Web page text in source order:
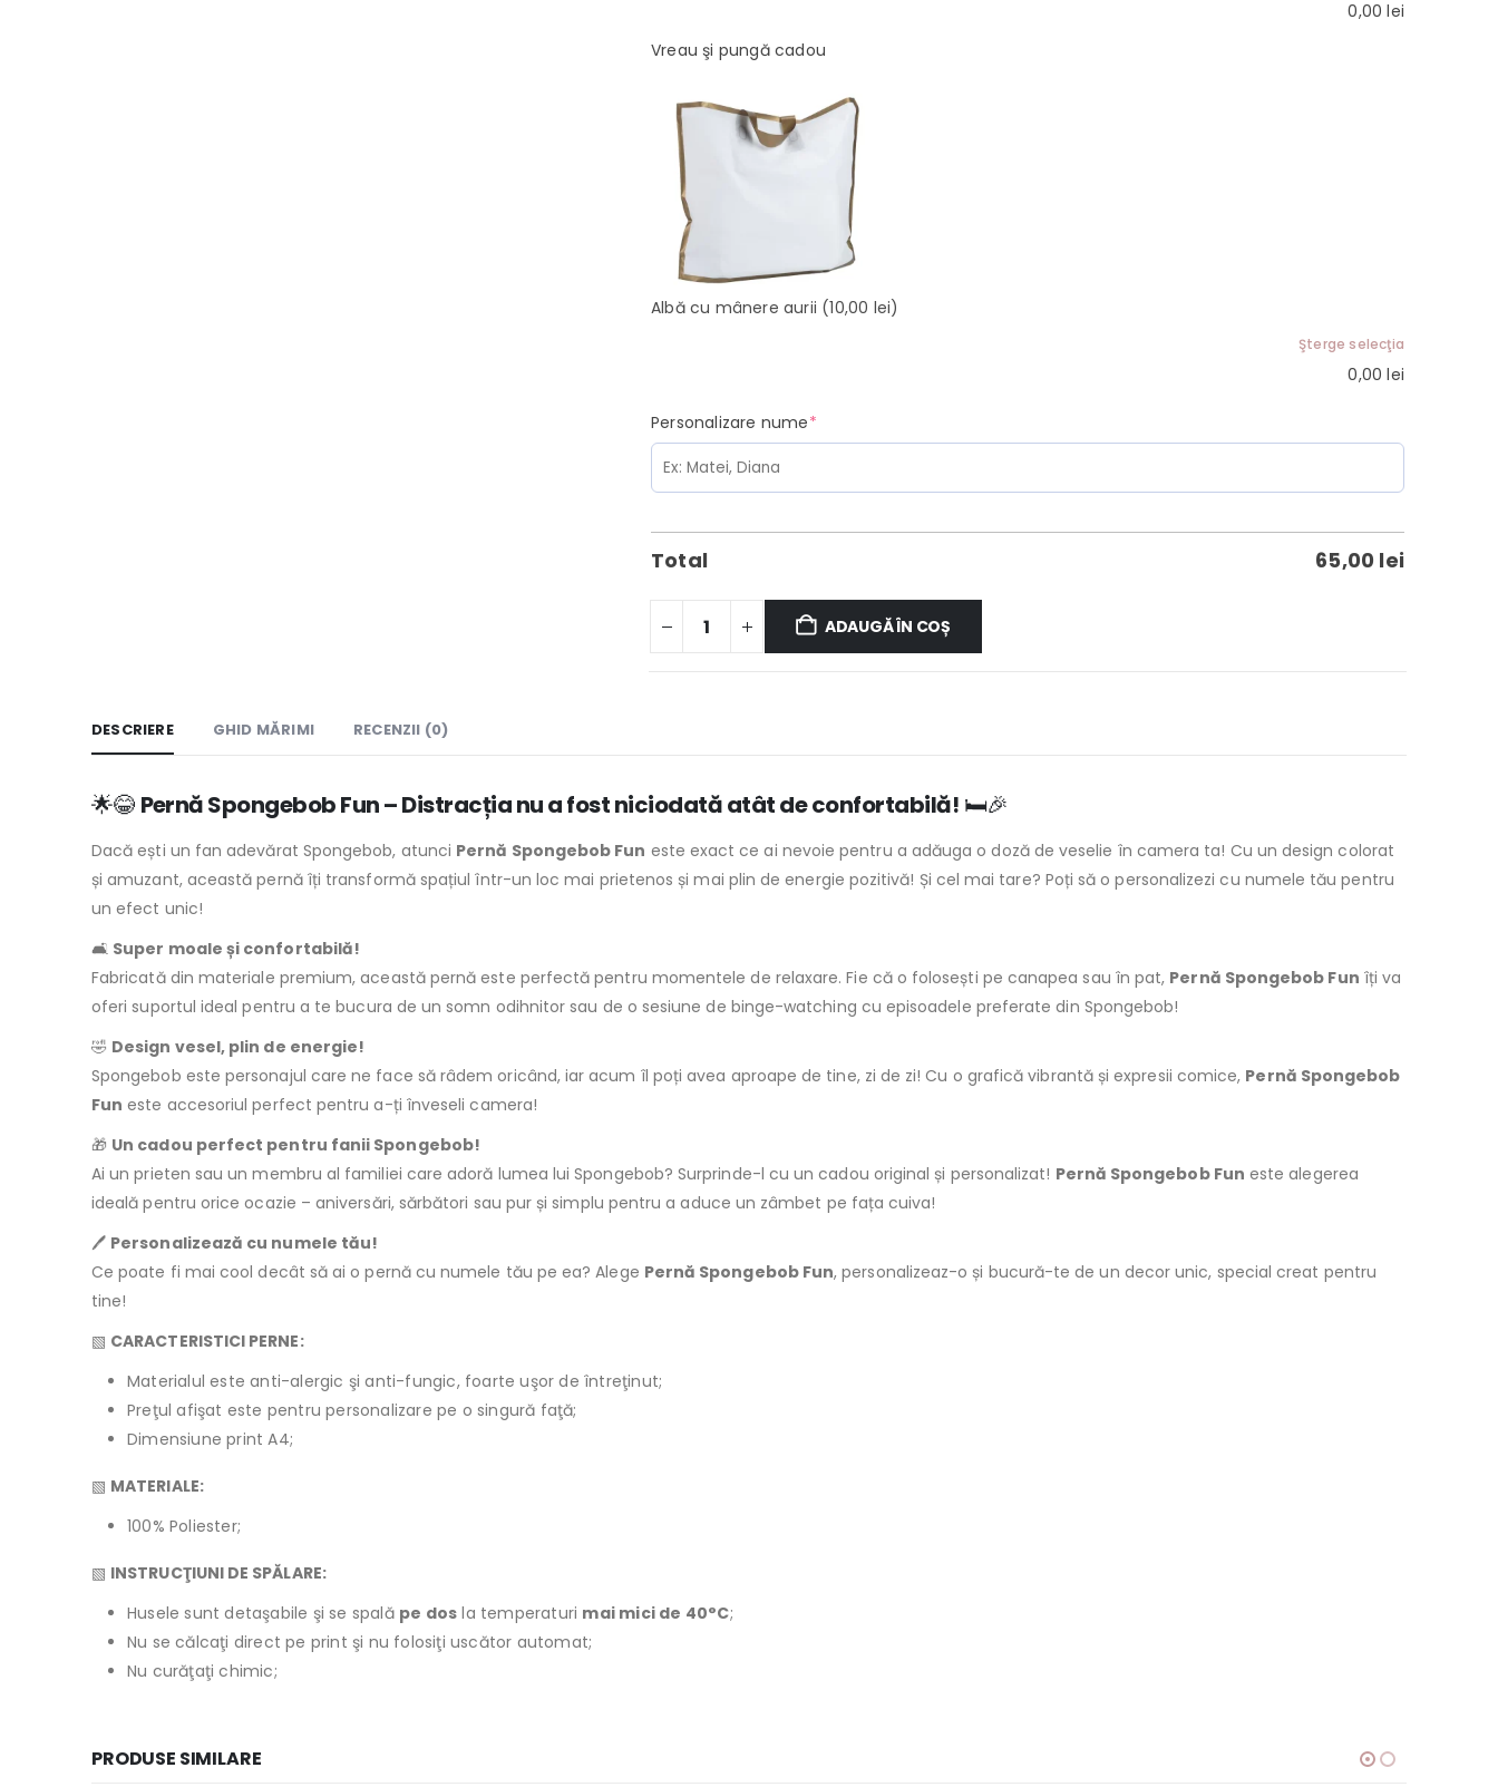
0,00lei
Vreau şi pungă cadou
Albă cu mânere aurii (10,00 lei)
Şterge selecţia
0,00lei
Personalizare nume*(required)
Total 65,00 lei
ADAUGĂ ÎN COȘ
DESCRIERE GHID MĂRIMI RECENZII (0)
🌟😂 Pernă Spongebob Fun – Distracția nu a fost niciodată atât de confortabilă! 🛏️🎉
Dacă ești un fan adevărat Spongebob, atunci Pernă Spongebob Fun este exact ce ai nevoie pentru a adăuga o doză de veselie în camera ta! Cu un design colorat
și amuzant, această pernă îți transformă spațiul într-un loc mai prietenos și mai plin de energie pozitivă! Și cel mai tare? Poți să o personalizezi cu numele tău pentru
un efect unic!
🛋️ Super moale și confortabilă!
Fabricată din materiale premium, această pernă este perfectă pentru momentele de relaxare. Fie că o folosești pe canapea sau în pat, Pernă Spongebob Fun îți va
oferi suportul ideal pentru a te bucura de un somn odihnitor sau de o sesiune de binge-watching cu episoadele preferate din Spongebob!
🤣 Design vesel, plin de energie!
Spongebob este personajul care ne face să râdem oricând, iar acum îl poți avea aproape de tine, zi de zi! Cu o grafică vibrantă și expresii comice, Pernă Spongebob
Fun este accesoriul perfect pentru a-ți înveseli camera!
🎁 Un cadou perfect pentru fanii Spongebob!
Ai un prieten sau un membru al familiei care adoră lumea lui Spongebob? Surprinde-l cu un cadou original și personalizat! Pernă Spongebob Fun este alegerea
ideală pentru orice ocazie – aniversări, sărbători sau pur și simplu pentru a aduce un zâmbet pe fața cuiva!
🖊️ Personalizează cu numele tău!
Ce poate fi mai cool decât să ai o pernă cu numele tău pe ea? Alege Pernă Spongebob Fun, personalizeaz-o și bucură-te de un decor unic, special creat pentru
tine!
▧ CARACTERISTICI PERNE:
Materialul este anti-alergic şi anti-fungic, foarte uşor de întreţinut;
Preţul afişat este pentru personalizare pe o singură faţă;
Dimensiune print A4;
▧ MATERIALE:
100% Poliester;
▧ INSTRUCŢIUNI DE SPĂLARE:
Husele sunt detaşabile şi se spală pe dos la temperaturi mai mici de 40°C;
Nu se călcaţi direct pe print şi nu folosiţi uscător automat;
Nu curăţaţi chimic;
PRODUSE SIMILARE